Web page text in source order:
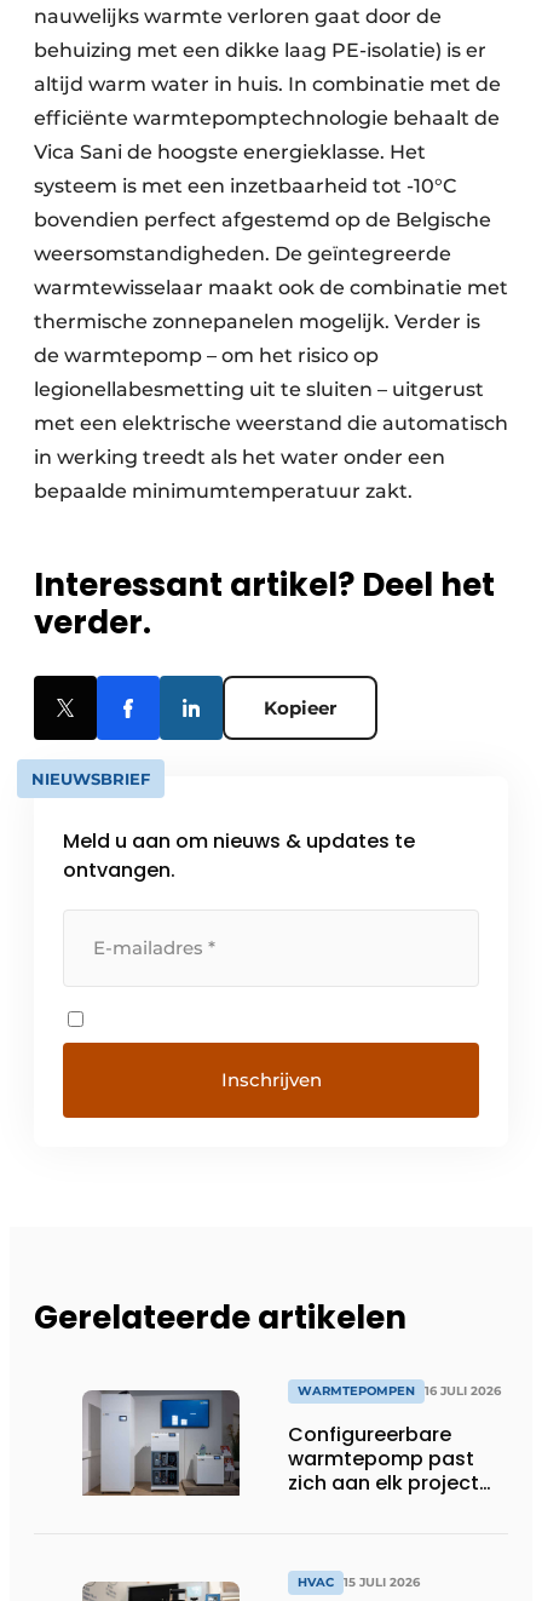
nauwelijks warmte verloren gaat door de
behuizing met een dikke laag PE-isolatie) is er
altijd warm water in huis. In combinatie met de
efficiënte warmtepomptechnologie behaalt de
Vica Sani de hoogste energieklasse. Het
systeem is met een inzetbaarheid tot -10°C
bovendien perfect afgestemd op de Belgische
weersomstandigheden. De geïntegreerde
warmtewisselaar maakt ook de combinatie met
thermische zonnepanelen mogelijk. Verder is
de warmtepomp – om het risico op
legionellabesmetting uit te sluiten – uitgerust
met een elektrische weerstand die automatisch
in werking treedt als het water onder een
bepaalde minimumtemperatuur zakt.
Interessant artikel? Deel het
verder.
Kopieer
NIEUWSBRIEF
Meld u aan om nieuws & updates te
ontvangen.
Gerelateerde artikelen
WARMTEPOMPEN 16 JULI 2026
Configureerbare
warmtepomp past
zich aan elk project
HVAC 15 JULI 2026